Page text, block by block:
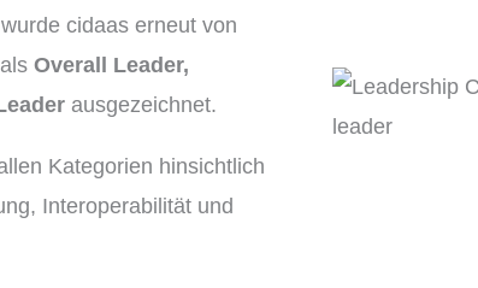
cidaas erneut von
Overall Leader,
ausgezeichnet.
Kategorien hinsichtlich
Interoperabilität und